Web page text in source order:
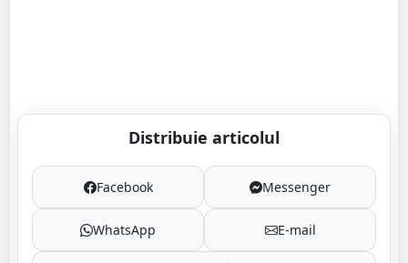
Distribuie articolul
Facebook Messenger
WhatsApp E-mail